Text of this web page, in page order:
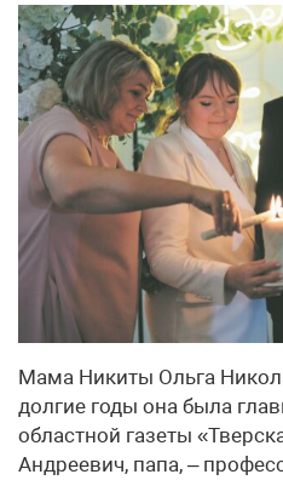
Мама Никиты Ольга
долгие годы она была
областной газеты
Андреевич, папа, –